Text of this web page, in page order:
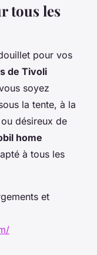
tous les
pour vos
de Tivoli
soyez
la tente, à la
désireux de
home
à tous les
et